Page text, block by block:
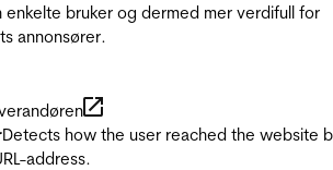
bruker og dermed mer verdifull for
annonsører.
Detects how the user reached the website
address.